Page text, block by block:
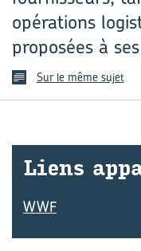
opérations
proposées à
Sur le même sujet
Liens
WWF